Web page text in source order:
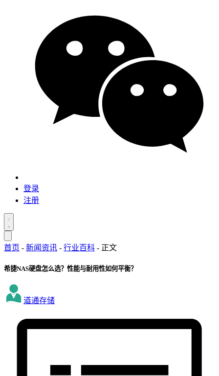
登录
注册
首页 - 新闻资讯 - 行业百科 - 正文
希捷NAS硬盘怎么选？性能与耐用性如何平衡？
道通存储